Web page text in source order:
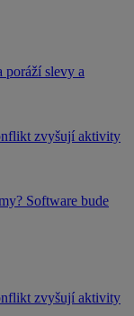
poráží slevy a
zvyšují aktivity
Software bude
zvyšují aktivity